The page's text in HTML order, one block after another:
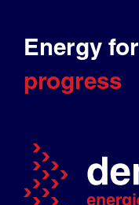
Energy for
progress